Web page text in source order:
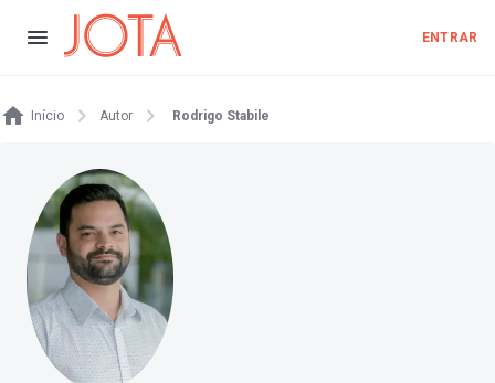
ENTRAR
Início Autor Rodrigo Stabile